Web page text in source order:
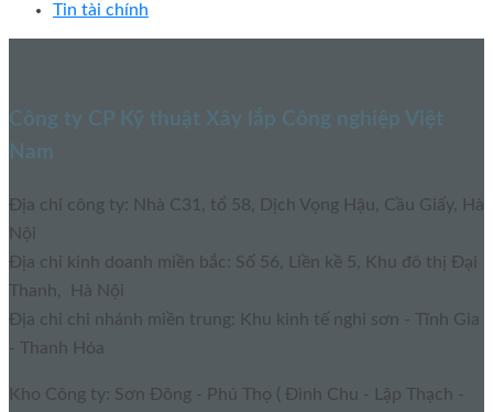
Tin tài chính
Công ty CP Kỹ thuật Xây lắp Công nghiệp Việt
Nam
Địa chỉ công ty: Nhà C31, tổ 58, Dịch Vọng Hậu, Cầu Giấy, Hà
Nội
Địa chỉ kinh doanh miền bắc: Số 56, Liền kề 5, Khu đô thị Đại
Thanh, Hà Nội
Địa chỉ chi nhánh miền trung: Khu kinh tế nghi sơn - Tĩnh Gia
- Thanh Hóa
Kho Công ty: Sơn Đông - Phú Thọ ( Đình Chu - Lập Thạch -